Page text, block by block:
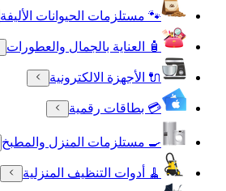
🐾 مستلزمات الحيوانات الأليفة
🧴 العناية بالجمال والعطورات
🔌 الأجهزة الالكترونية
💳 بطاقات رقمية
🍳 مستلزمات المنزل والمطبخ
🧹 أدوات التنظيف المنزلية